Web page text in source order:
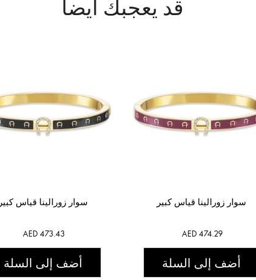
قد يعجبك أيضاً
سوار زورالينا قياس كبير
AED 473.43
أضف إلى السلة
سوار زورالينا قياس كبير
AED 474.29
أضف إلى السلة